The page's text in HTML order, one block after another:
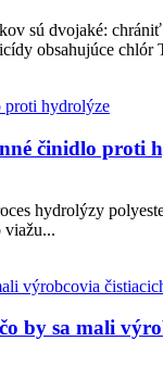
sú dvojaké:
obsahujúce
činidlo proti
hydrolýzy
by sa mali